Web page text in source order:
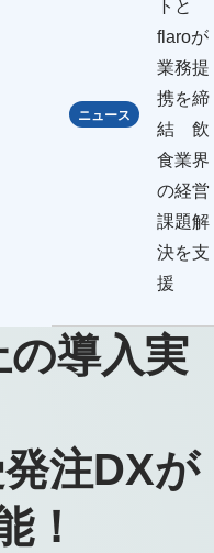
ニュース
トと
flaroが
業務提
携を締
結 飲
食業界
の経営
課題解
決を支
援
の導入実
注DXが
！